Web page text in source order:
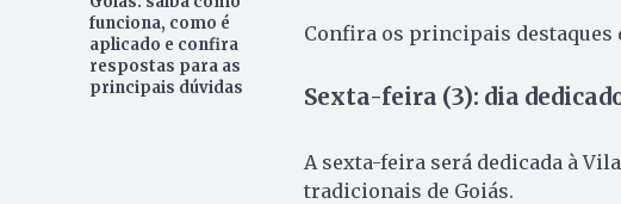
funciona, como é
aplicado e confira
respostas para as
principais dúvidas
Confira os principais destaques
Sexta-feira (3): dia
A sexta-feira será dedicada à
tradicionais de Goiás.